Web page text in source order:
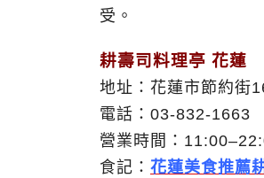
受。
耕壽司料理亭 花蓮
地址：花蓮市節約街
電話：03-832-1663
營業時間：
食記： 花蓮美食推薦